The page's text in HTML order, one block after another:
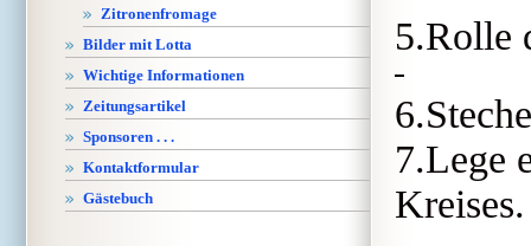
Zitronenfromage
Bilder mit Lotta
Wichtige Informationen
Zeitungsartikel
Sponsoren . . .
Kontaktformular
Gästebuch
5.Rolle
7.Lege
Kreises.